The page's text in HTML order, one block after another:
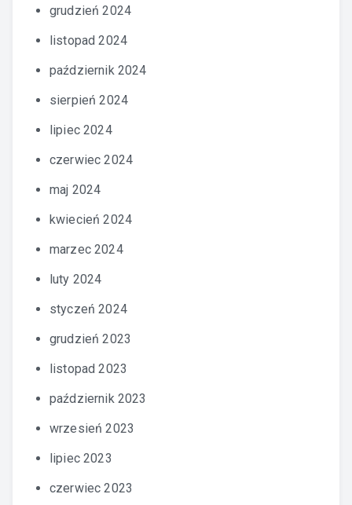
grudzień 2024
listopad 2024
październik 2024
sierpień 2024
lipiec 2024
czerwiec 2024
maj 2024
kwiecień 2024
marzec 2024
luty 2024
styczeń 2024
grudzień 2023
listopad 2023
październik 2023
wrzesień 2023
lipiec 2023
czerwiec 2023